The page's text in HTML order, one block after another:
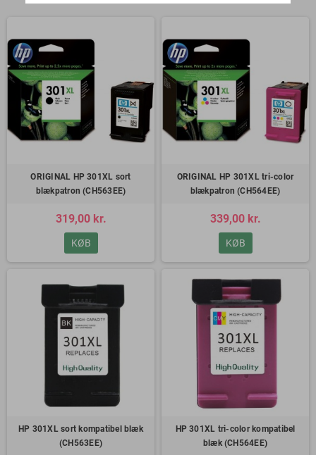
ORIGINAL HP 301XL sort
blækpatron (CH563EE)
319,00 kr.
KØB
ORIGINAL HP 301XL tri-color
blækpatron (CH564EE)
339,00 kr.
KØB
HP 301XL sort kompatibel blæk
(CH563EE)
HP 301XL tri-color kompatibel
blæk (CH564EE)